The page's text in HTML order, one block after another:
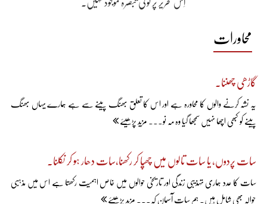
اِس تحریر پر کوئی تبصرہ موجود نہیں۔
محاورات
گاڑھی چھننا۔
یہ نشہ کرنے والوں کا محاورہ ہے اور اس کا تعلق بھنگ پینے سے ہے ہمارے یہاں بھنگ
پینے کو کبھی اچھا نہیں سمجھا گیا وہ مہ نو... مزید پڑھیئے
سات پردوں، یا سات تالوں میں چھُپا کر رکھنا،سات دھار ہو کر نکلنا۔
سات کا عدد ہماری تہذیبی زندگی اور تاریخی حوالوں میں خاص اہمیت رکھتا ہے اس میں مذہبی
حوالہ بھی شامل ہیں۔ ہم سات آسمان کہ... مزید پڑھیئے